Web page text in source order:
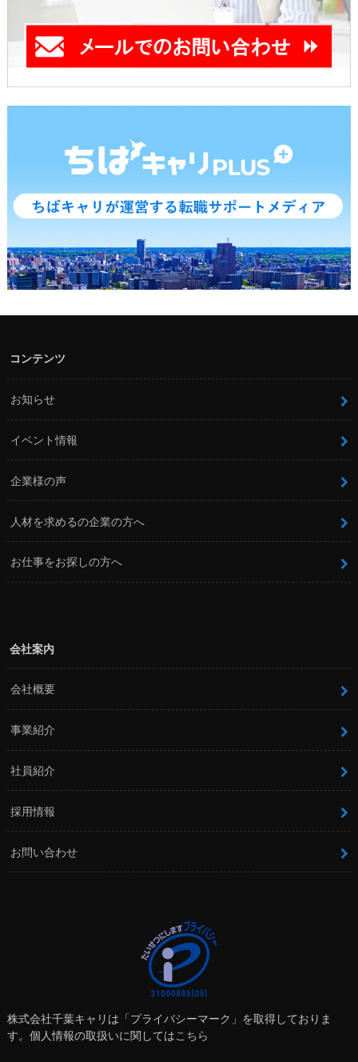
コンテンツ
お知らせ
イベント情報
企業様の声
人材を求めるの企業の方へ
お仕事をお探しの方へ
会社案内
会社概要
事業紹介
社員紹介
採用情報
お問い合わせ
株式会社千葉キャリは「プライバシーマーク」を取得しておりま
す。個人情報の取扱いに関してはこちら